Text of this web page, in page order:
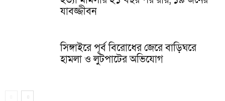
যাবজ্জীবন
সিঙ্গাইরে পূর্ব বিরোধের জেরে বাড়িঘরে
হামলা ও লুটপাটের অভিযোগ